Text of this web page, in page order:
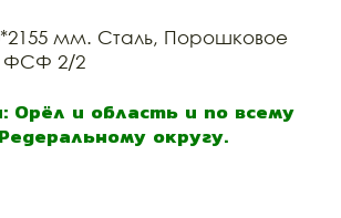
мм. Сталь, Порошковое
ФСФ 2/2
Орёл и область и по всему
округу.